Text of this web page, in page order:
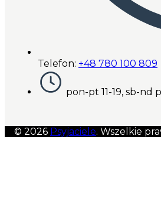
Telefon: +48 780 100 809
pon-pt 11-19, sb-nd
© 2026 Psyjaciele. Wszelkie